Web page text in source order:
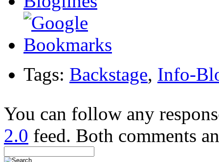
Tags: Backstage, Info-
You can follow any
2.0 feed. Both comments